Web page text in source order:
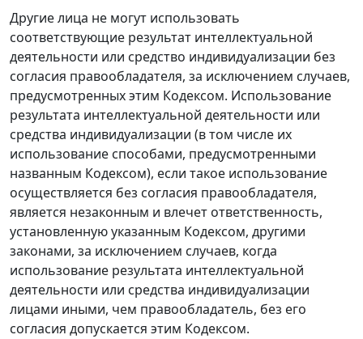
Другие лица не могут использовать
соответствующие результат интеллектуальной
деятельности или средство индивидуализации без
согласия правообладателя, за исключением случаев,
предусмотренных этим Кодексом. Использование
результата интеллектуальной деятельности или
средства индивидуализации (в том числе их
использование способами, предусмотренными
названным Кодексом), если такое использование
осуществляется без согласия правообладателя,
является незаконным и влечет ответственность,
установленную указанным Кодексом, другими
законами, за исключением случаев, когда
использование результата интеллектуальной
деятельности или средства индивидуализации
лицами иными, чем правообладатель, без его
согласия допускается этим Кодексом.